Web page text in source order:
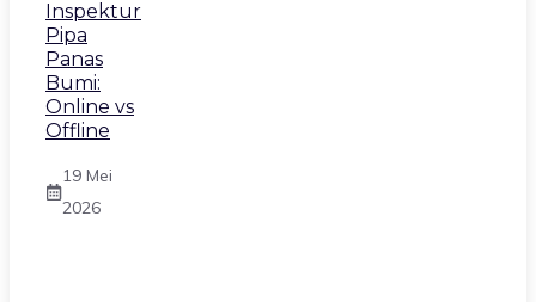
Inspektur
Pipa
Panas
Bumi:
Online vs
Offline
19 Mei
2026